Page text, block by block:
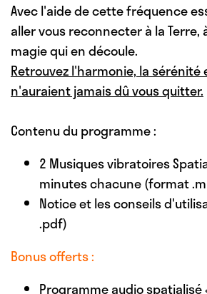
Avec l'aide de cette fréquence
aller vous reconnecter à la Terre,
magie qui en découle.
Retrouvez l'harmonie, la
n'auraient jamais dû vous quitter.
Contenu du programme :
2 Musiques vibratoires
minutes chacune (format
Notice et les conseils
.pdf)
Bonus offerts :
Programme audio